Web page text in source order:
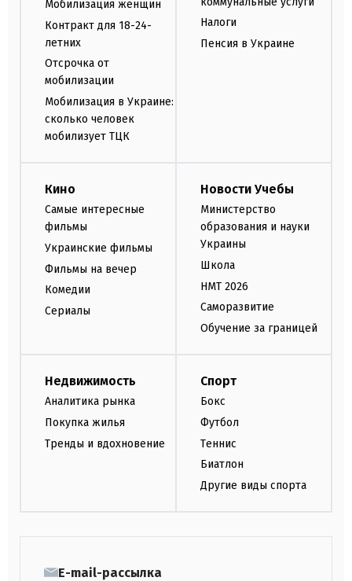
Мобилизация женщин
Контракт для 18-24-
летних
Отсрочка от
мобилизации
Мобилизация в Украине:
сколько человек
мобилизует ТЦК
Налоги
Пенсия в Украине
Кино
Самые интересные
фильмы
Украинские фильмы
Фильмы на вечер
Комедии
Сериалы
Новости Учебы
Министерство
образования и науки
Украины
Школа
НМТ 2026
Саморазвитие
Обучение за границей
Недвижимость
Аналитика рынка
Покупка жилья
Тренды и вдохновение
Спорт
Бокс
Футбол
Теннис
Биатлон
Другие виды спорта
E-mail-рассылка